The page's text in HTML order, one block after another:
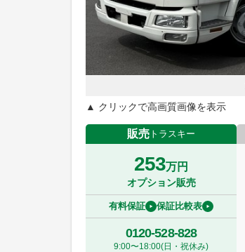
▲ クリックで高画質画像を表示
販売 トラスキー
253万円
オプション販売
有料保証 保証比較表
0120-528-828
9:00〜18:00(日・祝休み)